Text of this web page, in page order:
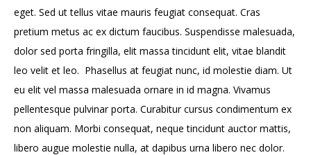
eget. Sed ut tellus vitae mauris feugiat consequat. Cras
pretium metus ac ex dictum faucibus. Suspendisse malesuada,
dolor sed porta fringilla, elit massa tincidunt elit, vitae blandit
leo velit et leo. Phasellus at feugiat nunc, id molestie diam. Ut
eu elit vel massa malesuada ornare in id magna. Vivamus
pellentesque pulvinar porta. Curabitur cursus condimentum ex
non aliquam. Morbi consequat, neque tincidunt auctor mattis,
libero augue molestie nulla, at dapibus urna libero nec dolor.